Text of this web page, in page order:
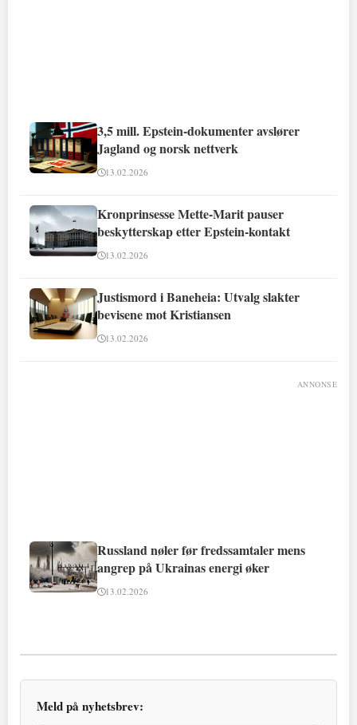
3,5 mill. Epstein-dokumenter avslører
Jagland og norsk nettverk
13.02.2026
Kronprinsesse Mette-Marit pauser
beskytterskap etter Epstein-kontakt
13.02.2026
Justismord i Baneheia: Utvalg slakter
bevisene mot Kristiansen
13.02.2026
ANNONSE
Russland nøler før fredssamtaler mens
angrep på Ukrainas energi øker
13.02.2026
Meld på nyhetsbrev: